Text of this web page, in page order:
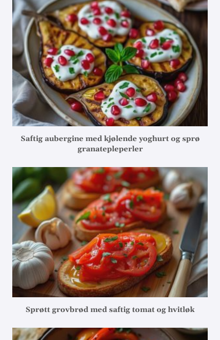
Saftig aubergine med kjølende yoghurt og sprø
granatepleperler
Sprøtt grovbrød med saftig tomat og hvitløk